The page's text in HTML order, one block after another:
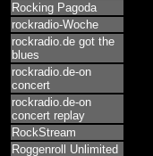
Rocking Pagoda
rockradio-Woche
rockradio.de got the
blues
rockradio.de-on
concert
rockradio.de-on
concert replay
RockStream
Roggenroll Unlimited